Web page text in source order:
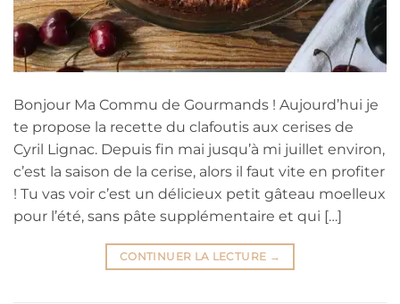
Bonjour Ma Commu de Gourmands ! Aujourd’hui je
te propose la recette du clafoutis aux cerises de
Cyril Lignac. Depuis fin mai jusqu’à mi juillet environ,
c’est la saison de la cerise, alors il faut vite en profiter
! Tu vas voir c’est un délicieux petit gâteau moelleux
pour l’été, sans pâte supplémentaire et qui […]
CONTINUER LA LECTURE →